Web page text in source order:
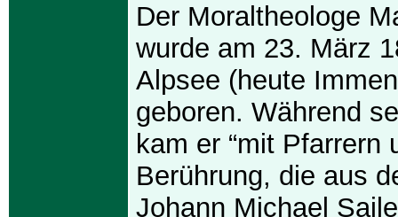
Der Moraltheologe
wurde am 23. März
Alpsee (heute
geboren. Während
kam er “mit Pfarrern
Berührung, die aus
Johann Michael